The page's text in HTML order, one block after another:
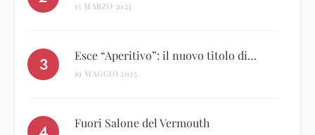
13 MARZO 2025
Esce “Aperitivo”: il nuovo titolo di…
19 MAGGIO 2025
Fuori Salone del Vermouth